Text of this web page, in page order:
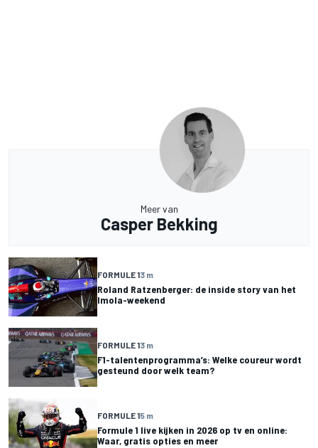
Meer van
Casper Bekking
FORMULE 13 m
Roland Ratzenberger: de inside story van het
Imola-weekend
FORMULE 13 m
F1-talentenprogramma’s: Welke coureur wordt
gesteund door welk team?
FORMULE 15 m
Formule 1 live kijken in 2026 op tv en online:
Waar, gratis opties en meer